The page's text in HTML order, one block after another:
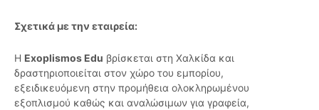
Σχετικά με την εταιρεία:
Η Exoplismos Edu βρίσκεται στη Χαλκίδα και
δραστηριοποιείται στον χώρο του εμπορίου,
εξειδικευόμενη στην προμήθεια ολοκληρωμένου
εξοπλισμού καθώς και αναλώσιμων για γραφεία,